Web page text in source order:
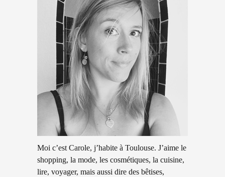
Moi c’est Carole, j’habite à Toulouse. J’aime le
shopping, la mode, les cosmétiques, la cuisine,
lire, voyager, mais aussi dire des bêtises,